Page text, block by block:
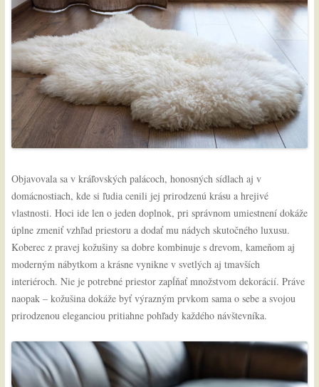
Objavovala sa v kráľovských palácoch, honosných sídlach aj v
domácnostiach, kde si ľudia cenili jej prirodzenú krásu a hrejivé
vlastnosti. Hoci ide len o jeden doplnok, pri správnom umiestnení dokáže
úplne zmeniť vzhľad priestoru a dodať mu nádych skutočného luxusu.
Koberec z pravej kožušiny sa dobre kombinuje s drevom, kameňom aj
moderným nábytkom a krásne vynikne v svetlých aj tmavších
interiéroch. Nie je potrebné priestor zapĺňať množstvom dekorácií. Práve
naopak – kožušina dokáže byť výrazným prvkom sama o sebe a svojou
prirodzenou eleganciou pritiahne pohľady každého návštevníka.